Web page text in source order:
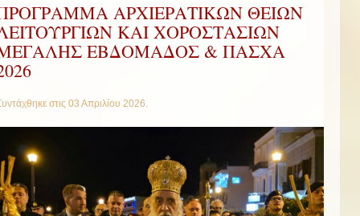
ΑΡΧΙΕΡΑΤΙΚΩΝ ΘΕΙΩΝ
ΚΑΙ ΧΟΡΟΣΤΑΣΙΩΝ
ΕΒΔΟΜΑΔΟΣ & ΠΑΣΧΑ
στις 03 Απριλίου 2026.